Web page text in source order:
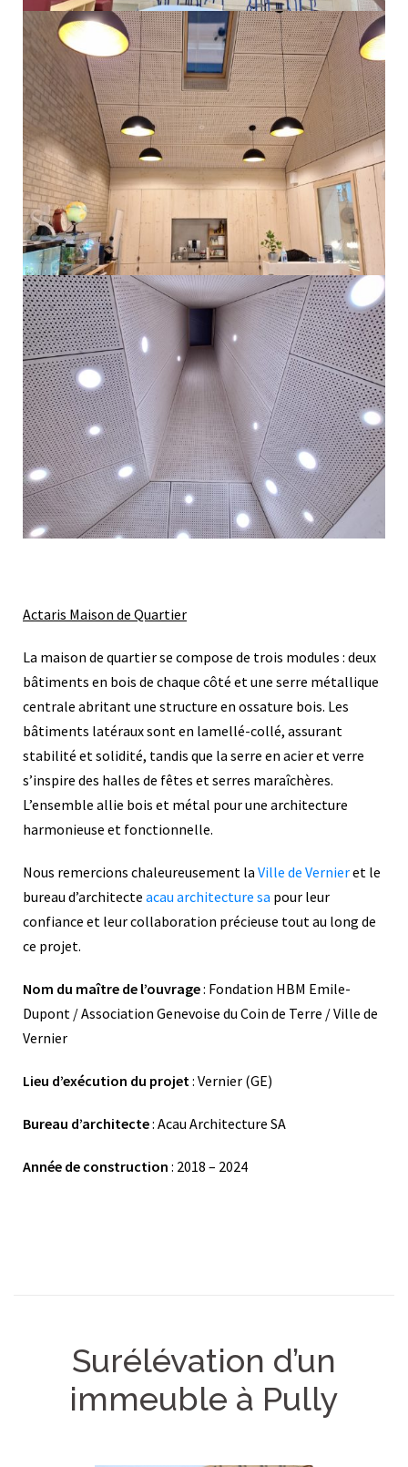
Actaris Maison de Quartier
La maison de quartier se compose de trois modules : deux
bâtiments en bois de chaque côté et une serre métallique
centrale abritant une structure en ossature bois. Les
bâtiments latéraux sont en lamellé-collé, assurant
stabilité et solidité, tandis que la serre en acier et verre
s’inspire des halles de fêtes et serres maraîchères.
L’ensemble allie bois et métal pour une architecture
harmonieuse et fonctionnelle.
Nous remercions chaleureusement la Ville de Vernieret le
bureau d’architecte acau architecture sa pour leur
confiance et leur collaboration précieuse tout au long de
ce projet.
Nom du maître de l’ouvrage: Fondation HBM Emile-
Dupont / Association Genevoise du Coin de Terre / Ville de
Vernier
Lieu d’exécution du projet: Vernier (GE)
Bureau d’architecte: Acau Architecture SA
Année de construction : 2018 – 2024
Surélévation d’un
immeuble à Pully